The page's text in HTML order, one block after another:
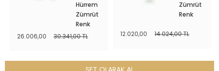
Hürrem
Zümrüt
Renk
26.006,00
30.341,00 TL
Zümrüt
Renk
12.020,00 14.024,00 TL